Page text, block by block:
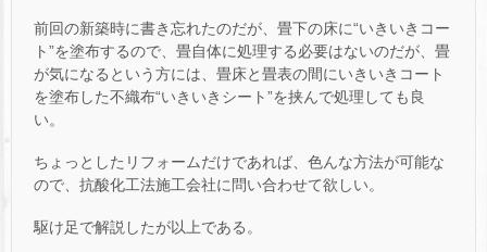
前回の新築時に書き忘れたのだが、畳下の床に“いきいきコー
ト”を塗布するので、畳自体に処理する必要はないのだが、畳
が気になるという方には、畳床と畳表の間にいきいきコート
を塗布した不織布“いきいきシート”を挟んで処理しても良
い。
ちょっとしたリフォームだけであれば、色んな方法が可能な
ので、抗酸化工法施工会社に問い合わせて欲しい。
駆け足で解説したが以上である。